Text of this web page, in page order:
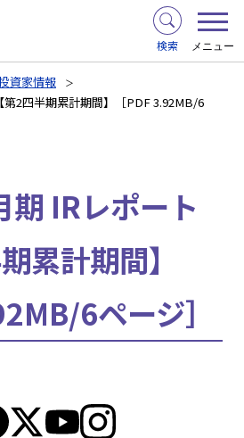
検索 メニュー
資家情報
2四半期累計期間】［PDF 3.92MB/6
IRレポート
累計期間】
6ページ］